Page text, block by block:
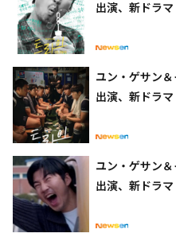
出演、新ドラ
ユン・ゲサン
出演、新ドラ
ユン・ゲサン
出演、新ドラ